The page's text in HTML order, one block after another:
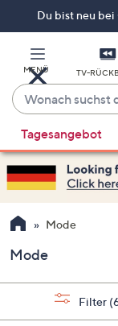
Du bist neu bei
MENÜ TV-
Wonach
suchst
du
heute?
Vorschläge
verfügbar
sind,
verwenden
Sie
Pfeiltasten
nach
und
Tagesangebot
Mode
Mode
Filter